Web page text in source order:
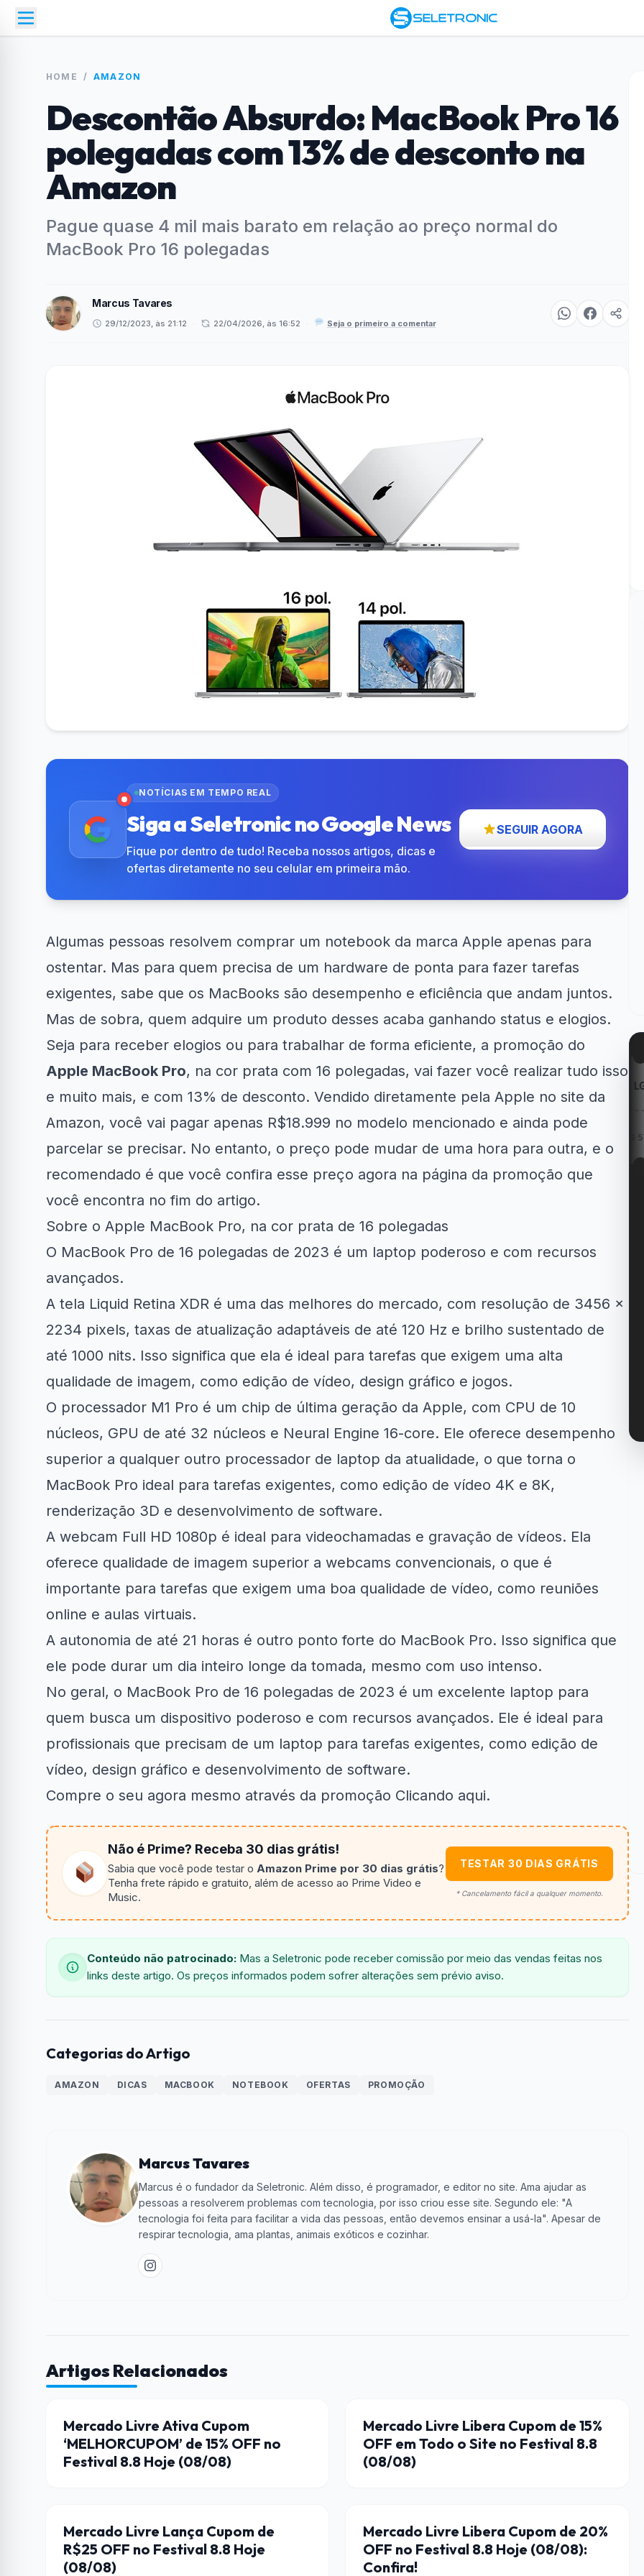
HOME / AMAZON
Descontão Absurdo: MacBook Pro 16
polegadas com 13% de desconto na
Amazon
Pague quase 4 mil mais barato em relação ao preço normal do
MacBook Pro 16 polegadas
Marcus Tavares
29/12/2023, às 21:12 · 22/04/2026, às 16:52 · Seja o primeiro a comentar
NOTÍCIAS EM TEMPO REAL
Siga a Seletronic no Google News
Fique por dentro de tudo! Receba nossos artigos, dicas e
ofertas diretamente no seu celular em primeira mão.
SEGUIR AGORA
Algumas pessoas resolvem comprar um notebook da marca Apple apenas para
ostentar. Mas para quem precisa de um hardware de ponta para fazer tarefas
exigentes, sabe que os MacBooks são desempenho e eficiência que andam juntos.
Mas de sobra, quem adquire um produto desses acaba ganhando status e elogios.
Seja para receber elogios ou para trabalhar de forma eficiente, a promoção do
Apple MacBook Pro, na cor prata com 16 polegadas, vai fazer você realizar tudo isso
e muito mais, e com 13% de desconto. Vendido diretamente pela Apple no site da
Amazon, você vai pagar apenas R$18.999 no modelo mencionado e ainda pode
parcelar se precisar. No entanto, o preço pode mudar de uma hora para outra, e o
recomendado é que você confira esse preço agora na página da promoção que
você encontra no fim do artigo.
Sobre o Apple MacBook Pro, na cor prata de 16 polegadas
O MacBook Pro de 16 polegadas de 2023 é um laptop poderoso e com recursos
avançados.
A tela Liquid Retina XDR é uma das melhores do mercado, com resolução de 3456 x
2234 pixels, taxas de atualização adaptáveis de até 120 Hz e brilho sustentado de
até 1000 nits. Isso significa que ela é ideal para tarefas que exigem uma alta
qualidade de imagem, como edição de vídeo, design gráfico e jogos.
O processador M1 Pro é um chip de última geração da Apple, com CPU de 10
núcleos, GPU de até 32 núcleos e Neural Engine 16-core. Ele oferece desempenho
superior a qualquer outro processador de laptop da atualidade, o que torna o
MacBook Pro ideal para tarefas exigentes, como edição de vídeo 4K e 8K,
renderização 3D e desenvolvimento de software.
A webcam Full HD 1080p é ideal para videochamadas e gravação de vídeos. Ela
oferece qualidade de imagem superior a webcams convencionais, o que é
importante para tarefas que exigem uma boa qualidade de vídeo, como reuniões
online e aulas virtuais.
A autonomia de até 21 horas é outro ponto forte do MacBook Pro. Isso significa que
ele pode durar um dia inteiro longe da tomada, mesmo com uso intenso.
No geral, o MacBook Pro de 16 polegadas de 2023 é um excelente laptop para
quem busca um dispositivo poderoso e com recursos avançados. Ele é ideal para
profissionais que precisam de um laptop para tarefas exigentes, como edição de
vídeo, design gráfico e desenvolvimento de software.
Compre o seu agora mesmo através da promoção Clicando aqui.
Não é Prime? Receba 30 dias grátis!
Sabia que você pode testar o Amazon Prime por 30 dias grátis?
Tenha frete rápido e gratuito, além de acesso ao Prime Video e
Music.
TESTAR 30 DIAS GRÁTIS
* Cancelamento fácil a qualquer momento.
Conteúdo não patrocinado: Mas a Seletronic pode receber comissão por meio das vendas feitas nos
links deste artigo. Os preços informados podem sofrer alterações sem prévio aviso.
Categorias do Artigo
AMAZON DICAS MACBOOK NOTEBOOK OFERTAS PROMOÇÃO
Marcus Tavares
Marcus é o fundador da Seletronic. Além disso, é programador, e editor no site. Ama ajudar as
pessoas a resolverem problemas com tecnologia, por isso criou esse site. Segundo ele: "A
tecnologia foi feita para facilitar a vida das pessoas, então devemos ensinar a usá-la". Apesar de
respirar tecnologia, ama plantas, animais exóticos e cozinhar.
Artigos Relacionados
CUPONS DE DESCONTO
Mercado Livre Ativa Cupom
‘MELHORCUPOM’ de 15% OFF no
Festival 8.8 Hoje (08/08)
CUPONS DE DESCONTO
Mercado Livre Libera Cupom de 15%
OFF em Todo o Site no Festival 8.8
(08/08)
CUPONS DE DESCONTO
Mercado Livre Lança Cupom de
R$25 OFF no Festival 8.8 Hoje
(08/08)
CUPONS DE DESCONTO
Mercado Livre Libera Cupom de 20%
OFF no Festival 8.8 Hoje (08/08):
Confira!
R$50 OFF no Magazine
Luiza
10% OFF em Geladeiras